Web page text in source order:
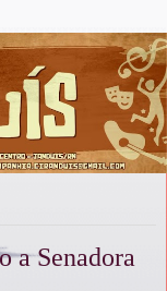
a Senadora